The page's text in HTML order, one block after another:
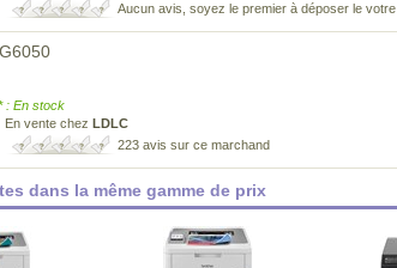
Aucun avis, soyez le premier à déposer le votre
: En stock
En vente chez LDLC
223 avis sur ce marchand
dans la même gamme de prix